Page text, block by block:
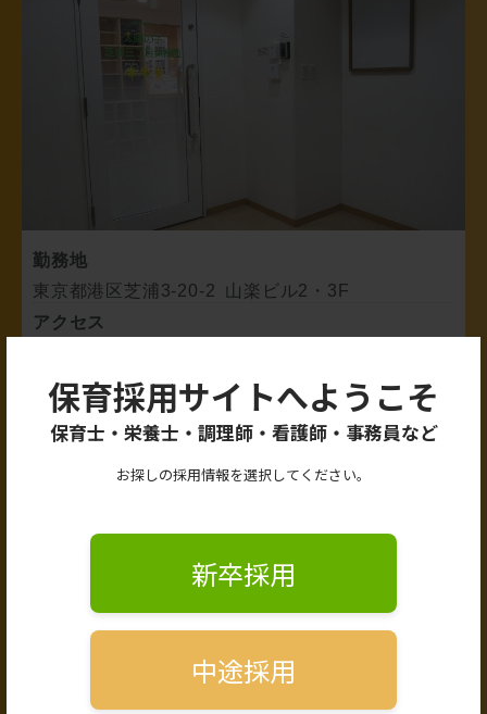
保育採用サイトへようこそ
保育士・栄養士・調理師・看護師・事務員など
お探しの採用情報を選択してください。
新卒採用
中途採用
勤務地
東京都港区芝浦3-20-2 山楽ビル2・3F
アクセス
園児定員数
総合計45名
保育士（資格取得済み、取得見込み）
太陽の子 南青山保育園